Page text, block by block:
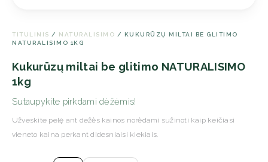
TITULINIS / NATURALISIMO / KUKURŪZŲ MILTAI BE GLITIMO
NATURALISIMO 1KG
Kukurūzų miltai be glitimo NATURALISIMO
1kg
Sutaupykite pirkdami dėžėmis!
Užveskite pelę ant dežės kainos norėdami sužinoti kaip keičiasi
vieneto kaina perkant didesniaisi kiekiais.